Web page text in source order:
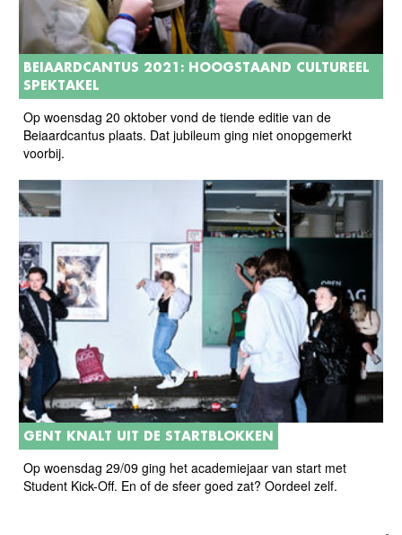
BEIAARDCANTUS 2021: HOOGSTAAND CULTUREEL
SPEKTAKEL
Op woensdag 20 oktober vond de tiende editie van de
Beiaardcantus plaats. Dat jubileum ging niet onopgemerkt
voorbij.
GENT KNALT UIT DE STARTBLOKKEN
Op woensdag 29/09 ging het academiejaar van start met
Student Kick-Off. En of de sfeer goed zat? Oordeel zelf.